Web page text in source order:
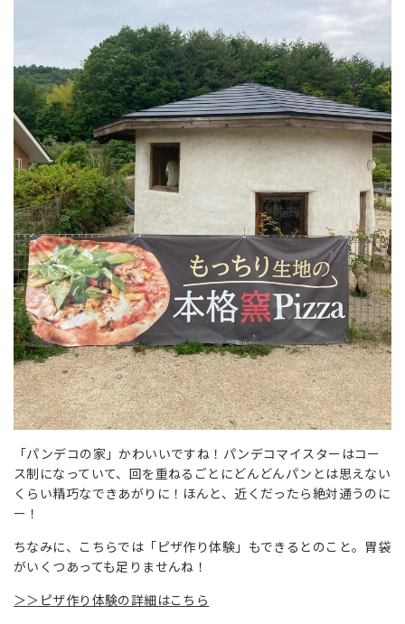
「パンデコの家」かわいいですね！パンデコマイスターはコー
ス制になっていて、回を重ねるごとにどんどんパンとは思えない
くらい精巧なできあがりに！ほんと、近くだったら絶対通うのに
ー！
ちなみに、こちらでは「ピザ作り体験」もできるとのこと。胃袋
がいくつあっても足りませんね！
＞＞ピザ作り体験の詳細はこちら